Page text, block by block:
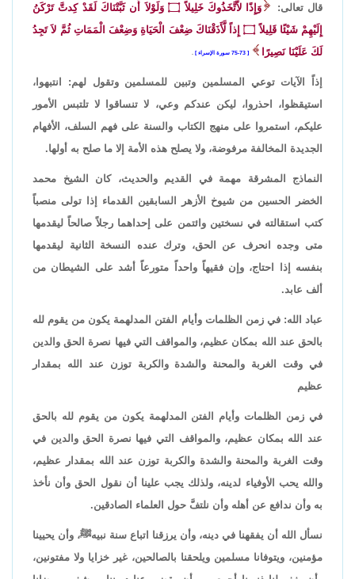
قال تعالى: وَإِذًا لاَّتَّخَذُوكَ خَلِيلاً۝ وَلَوْلاَ أَن ثَبَّتْنَاكَ لَقَدْ كِدتَّ تَرْكَنُ
إِلَيْهِمْ شَيْئًا قَلِيلاً۝ إِذاً لَّأَذَقْنَاكَ ضِعْفَ الْحَيَاةِ وَضِعْفَ الْمَمَاتِ ثُمَّ لاَ تَجِدُ
لَكَ عَلَيْنَا نَصِيرًا
73-75 سورة الإسراء
إذاً الآيات توعي المسلمين وتبين للمسلمين وتقول لهم: انتبهوا،
استيقظوا، احذروا، ليكن عندكم وعي، لا تنساقوا لا تلتبس الأمور
عليكم، استمروا على منهج الكتاب والسنة على فهم السلف، الأفهام
الجديدة المخالفة مرفوضة، ولا يصلح هذه الأمة إلا ما صلح به أولها.
النماذج المشرقة مهمة في القديم والحديث، كان الشيخ محمد
الخضر الحسين من شيوخ الأزهر السابقين القدماء إذا تولى منصباً
كتب استقالته في نسختين وائتمن على إحداهما رجلاً صالحاً ليقدمها
متى وجده انحرف عن الحق، وترك عنده النسخة الثانية ليقدمها
بنفسه إذا احتاج، وإن فقيهاً واحداً متورعاً أشد على الشيطان من
ألف عابد.
عباد الله: في زمن الظلمات وأيام الفتن المدلهمة يكون من يقوم لله
بالحق عند الله بمكان عظيم، والمواقف التي فيها نصرة الحق والدين
في وقت الغربة والمحنة والشدة والكربة توزن عند الله بمقدار
عظيم
في زمن الظلمات وأيام الفتن المدلهمة يكون من يقوم لله بالحق
عند الله بمكان عظيم، والمواقف التي فيها نصرة الحق والدين في
وقت الغربة والمحنة والشدة والكربة توزن عند الله بمقدار عظيم،
والله يحب الأوفياء لدينه، ولذلك يجب علينا أن نقول الحق وأن نأخذ
به وأن ندافع عن أهله وأن نلتفَّ حول العلماء الصادقين.
نسأل الله أن يفقهنا في دينه، وأن يرزقنا اتباع سنة نبيهﷺ، وأن يحيينا
مؤمنين، ويتوفانا مسلمين ويلحقنا بالصالحين، غير خزايا ولا مفتونين،